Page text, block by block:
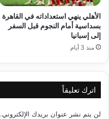
الأهلي ينهي استعداداته في القاهرة
بسداسية أمام النجوم قبل السفر
إلى إسبانيا
منذ 3 أيام
اترك تعليقاً
لن يتم نشر عنوان بريدك الإلكتروني.